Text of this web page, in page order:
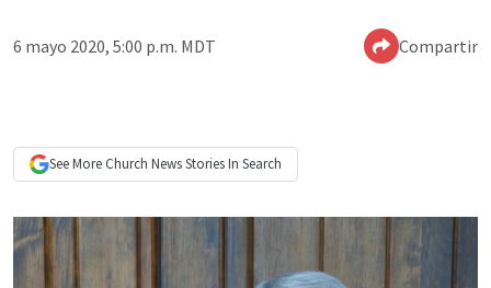
6 mayo 2020, 5:00 p.m. MDT Compartir
See More Church NewsStories In Search